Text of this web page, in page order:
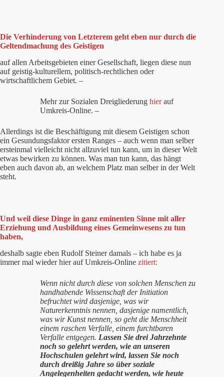
Die Verhinderung von Letzterem geht eben nur durch die
Geltendmachung des Geistigen
auf allen Arbeitsgebieten einer Gesellschaft, liegen diese nun
auf geistig-kulturellem, politisch-rechtlichen oder
wirtschaftlichem Gebiet. –
Mehr zur Sozialen Dreigliederung hierauf
Umkreis-Online. –
Allerdings ist die Beschäftigung mit diesem Geistigen schon
ein Gesundungsfaktor ersten Ranges – auch wenn man selber
ersteinmal vielleicht nicht allzuviel tun kann, um in dieser Welt
etwas bewirken zu können. Was man tun kann, das hängt
eben auch davon ab, an welchem Platz man selber in der Welt
steht.
Und weil diese Dinge in ganz eminenten Sinne mit aller
Erziehung und Ausbildung eines Gemeinwesens zu tun
haben,
deshalb sagte eben Rudolf Steiner damals – ich habe es ja
immer mal wieder hier auf Umkreis-Online zitiert:
Wenn nicht durch diese von solchen Menschen zu
handhabende Wissenschaft der Initiation
befruchtet wird dasjenige, was wir
Naturerkenntnis nennen, dasjenige namentlich,
was wir Kunst nennen, so geht die Menschheit
einem raschen Verfalle, einem furchtbaren
Verfalle entgegen. Lassen Sie drei Jahrzehnte
noch so gelehrt werden, wie an unseren
Hochschulen gelehrt wird, lassen Sie noch
durch dreißig Jahre so über soziale
Angelegenheiten gedacht werden, wie heute